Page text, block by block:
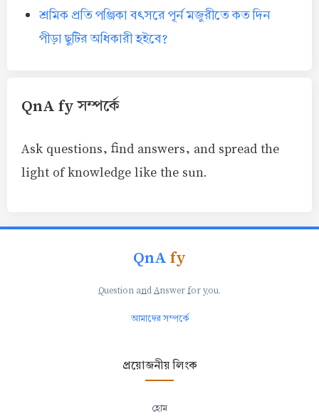
শ্রমিক প্রতি পঞ্জিকা বৎসরে পূর্ন মজুরীতে কত দিন
পীড়া ছুটির অধিকারী হইবে?
QnA fy সম্পর্কে
Ask questions, find answers, and spread the
light of knowledge like the sun.
QnAfy
Question andAnswer foryou.
আমাদের সম্পর্কে
প্রয়োজনীয় লিংক
হোম